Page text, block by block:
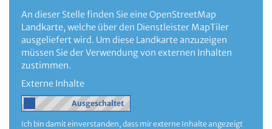
An dieser Stelle finden Sie eine OpenStreetMap
Landkarte, welche über den Dienstleister MapTiler
ausgeliefert wird. Um diese Landkarte anzuzeigen
müssen Sie der Verwendung von externen Inhalten
zustimmen.
Externe Inhalte
Ich bin damit einverstanden, dass mir externe Inhalte angezeigt